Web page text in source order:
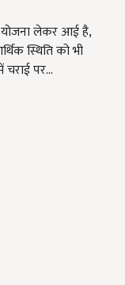
लेकर आई है,
स्थिति को भी
पर…